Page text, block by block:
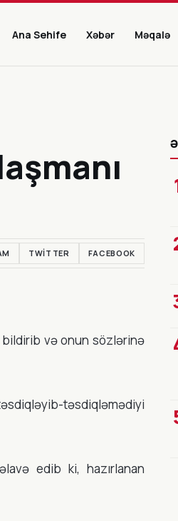
Ana Sehife Xəbər Məqalə
TWITTER FACEBOOK
bildirib və onun sözlərinə
təsdiqləmədiyi
edib ki, hazırlanan